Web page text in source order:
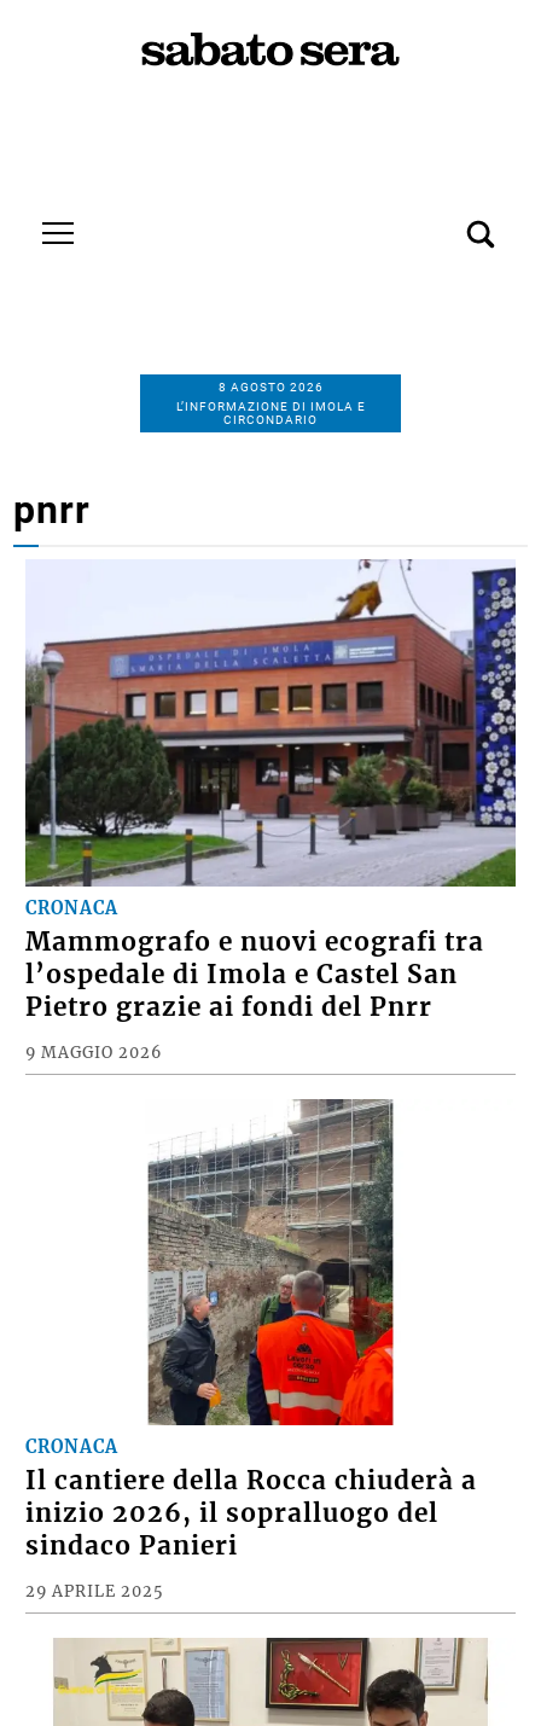
8 AGOSTO 2026
L’INFORMAZIONE DI IMOLA E
CIRCONDARIO
pnrr
CRONACA
Mammografo e nuovi ecografi tra
l’ospedale di Imola e Castel San
Pietro grazie ai fondi del Pnrr
9 MAGGIO 2026
CRONACA
Il cantiere della Rocca chiuderà a
inizio 2026, il sopralluogo del
sindaco Panieri
29 APRILE 2025